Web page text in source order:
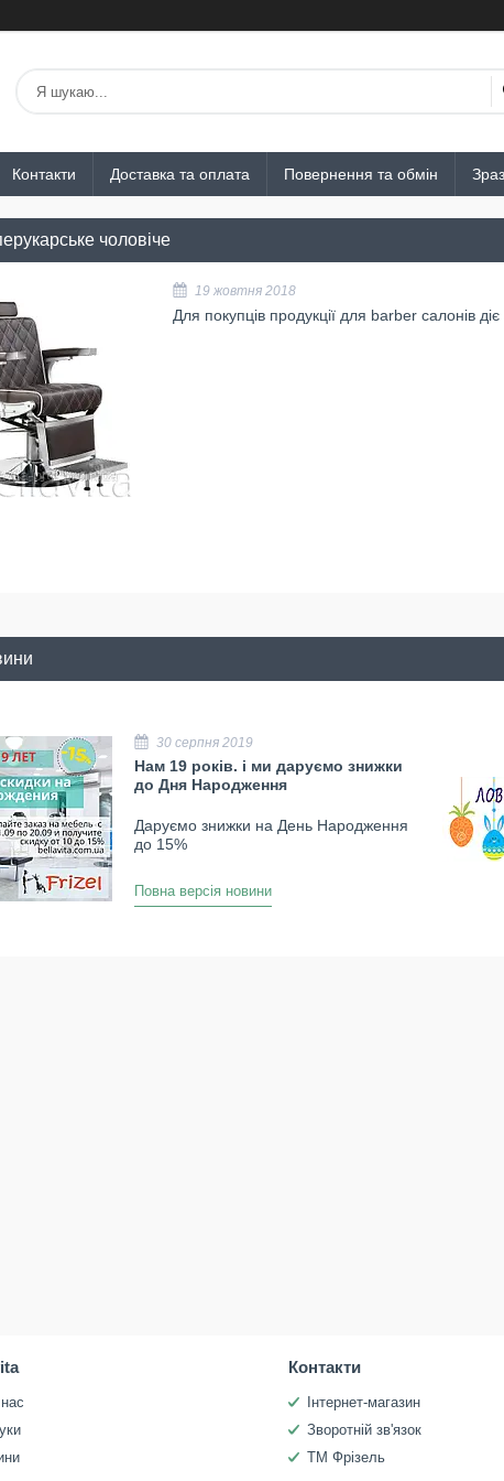
Контакти Доставка та оплата Повернення та обмін
чоловіче
19 жовтня 2018
Для покупців продукції для barber салонів
30 серпня 2019
Нам 19 років. і ми даруємо знижки
до Дня Народження
Даруємо знижки на День Народження
до 15%
Повна версія новини
Контакти
Інтернет-магазин
Зворотній зв'язок
ТМ Фрізель